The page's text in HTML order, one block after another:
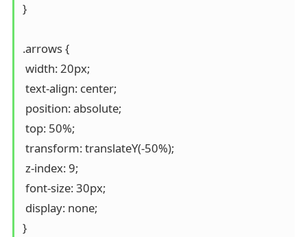
}
.arrows {
width: 20px;
text-align: center;
position: absolute;
top: 50%;
transform: translateY(-50%);
z-index: 9;
font-size: 30px;
display: none;
}